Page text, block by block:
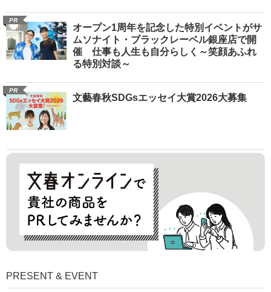
PR
オープン1周年を記念した特別イベントがサ
ムソナイト・ブラックレーベル銀座店で開
催 仕事も人生も自分らしく～笑顔あふれ
る特別対談～
PR
文藝春秋SDGsエッセイ大賞2026大募集
PRESENT & EVENT